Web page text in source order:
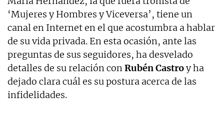
‘Mujeres y Hombres y Viceversa’, tiene un
canal en Internet en el que acostumbra a hablar
de su vida privada. En esta ocasión, ante las
preguntas de sus seguidores, ha desvelado
detalles de su relación conRubén Castroy ha
dejado clara cuál es su postura acerca de las
infidelidades.